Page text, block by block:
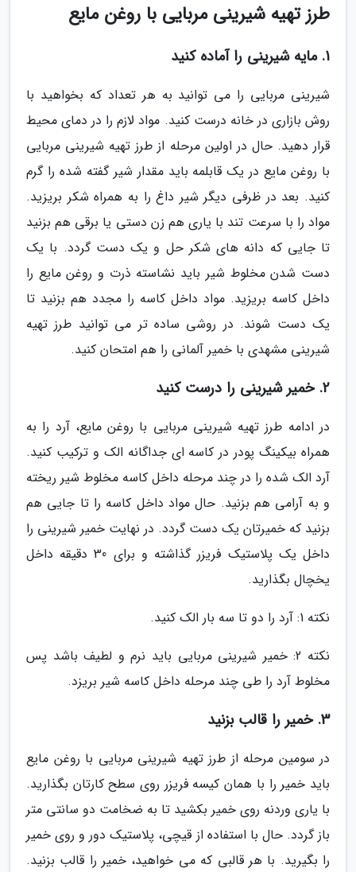
طرز تهیه شیرینی مربایی با روغن مایع
1. مایه شیرینی را آماده کنید
شیرینی مربایی را می توانید به هر تعداد که بخواهید با
روش بازاری در خانه درست کنید. مواد لازم را در دمای محیط
قرار دهید. حال در اولین مرحله از طرز تهیه شیرینی مربایی
با روغن مایع در یک قابلمه باید مقدار شیر گفته شده را گرم
کنید. بعد در ظرفی دیگر شیر داغ را به همراه شکر بریزید.
مواد را با سرعت تند با یاری هم زن دستی یا برقی هم بزنید
تا جایی که دانه های شکر حل و یک دست گردد. با یک
دست شدن مخلوط شیر باید نشاسته ذرت و روغن مایع را
داخل کاسه بریزید. مواد داخل کاسه را مجدد هم بزنید تا
یک دست شوند. در روشی ساده تر می توانید طرز تهیه
شیرینی مشهدی با خمیر آلمانی را هم امتحان کنید.
2. خمیر شیرینی را درست کنید
در ادامه طرز تهیه شیرینی مربایی با روغن مایع، آرد را به
همراه بیکینگ پودر در کاسه ای جداگانه الک و ترکیب کنید.
آرد الک شده را در چند مرحله داخل کاسه مخلوط شیر ریخته
و به آرامی هم بزنید. حال مواد داخل کاسه را تا جایی هم
بزنید که خمیرتان یک دست گردد. در نهایت خمیر شیرینی را
داخل یک پلاستیک فریزر گذاشته و برای 30 دقیقه داخل
یخچال بگذارید.
نکته 1: آرد را دو تا سه بار الک کنید.
نکته 2: خمیر شیرینی مربایی باید نرم و لطیف باشد پس
مخلوط آرد را طی چند مرحله داخل کاسه شیر بریزد.
3. خمیر را قالب بزنید
در سومین مرحله از طرز تهیه شیرینی مربایی با روغن مایع
باید خمیر را با همان کیسه فریزر روی سطح کارتان بگذارید.
با یاری وردنه روی خمیر بکشید تا به ضخامت دو سانتی متر
باز گردد. حال با استفاده از قیچی، پلاستیک دور و روی خمیر
را بگیرید. با هر قالبی که می خواهید، خمیر را قالب بزنید.